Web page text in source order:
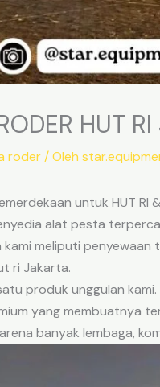
HUT
roder/ Oleh
untuk HUT
alat pesta
kami meliputi
ri Jakarta.
produk unggulan
yang membuatnya
banyak lembaga,